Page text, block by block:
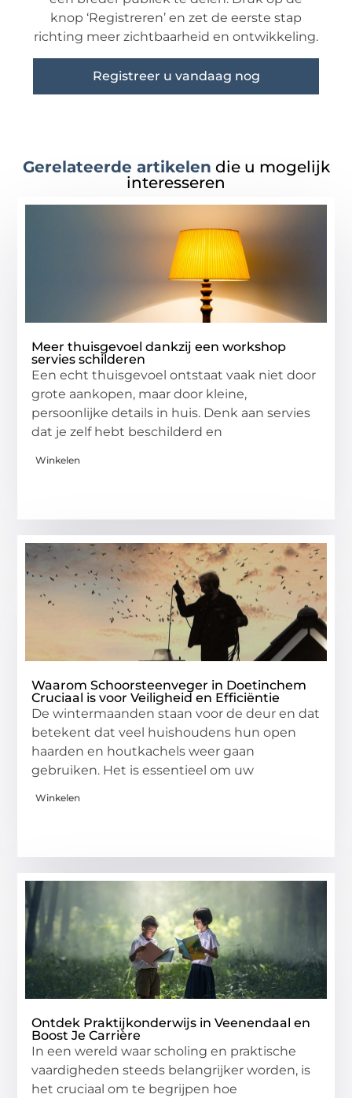
knop ‘Registreren’ en zet de eerste stap
richting meer zichtbaarheid en ontwikkeling.
Registreer u vandaag nog
Gerelateerde artikelen die u mogelijk
interesseren
Meer thuisgevoel dankzij een workshop
servies schilderen
Een echt thuisgevoel ontstaat vaak niet door
grote aankopen, maar door kleine,
persoonlijke details in huis. Denk aan servies
dat je zelf hebt beschilderd en
Winkelen
Waarom Schoorsteenveger in Doetinchem
Cruciaal is voor Veiligheid en Efficiëntie
De wintermaanden staan voor de deur en dat
betekent dat veel huishoudens hun open
haarden en houtkachels weer gaan
gebruiken. Het is essentieel om uw
Winkelen
Ontdek Praktijkonderwijs in Veenendaal en
Boost Je Carrière
In een wereld waar scholing en praktische
vaardigheden steeds belangrijker worden, is
het cruciaal om te begrijpen hoe